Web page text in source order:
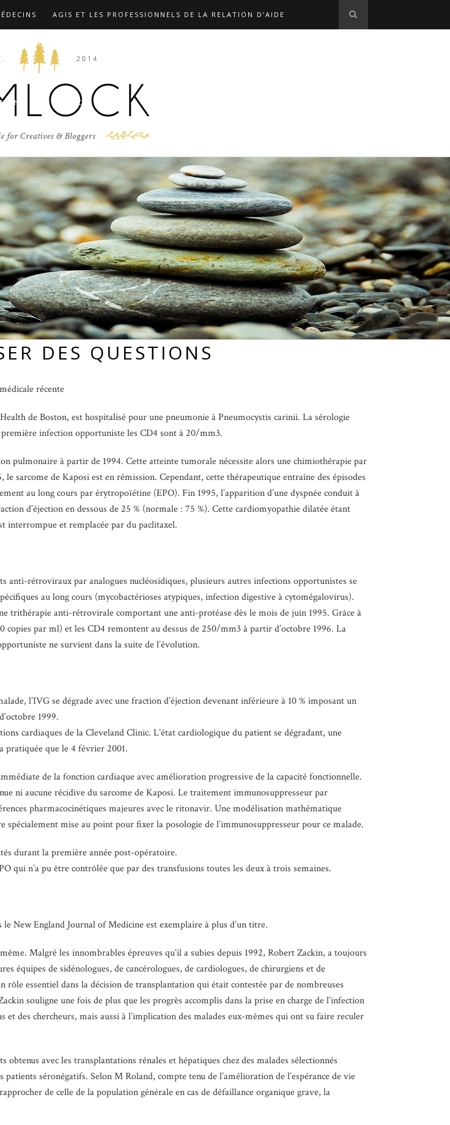
AGIS ET LES PROFESSIONNELS DE LA RELATION D’AIDE
CONTACT
MIEUX CONNAÎTRE LE DR CHRISTOPHE MARX
RÉFÉRENCES
DES QUESTIONS
récente
de Boston, est hospitalisé pour une pneumonie à Pneumocystis carinii. La sérologie
infection opportuniste les CD4 sont à 20/mm3.
pulmonaire à partir de 1994. Cette atteinte tumorale nécessite alors une chimiothérapie par
sarcome de Kaposi est en rémission. Cependant, cette thérapeutique entraîne des épisodes
au long cours par érytropoïétine (EPO). Fin 1995, l’apparition d’une dyspnée conduit à
d’éjection en dessous de 25 % (normale : 75 %). Cette cardiomyopathie dilatée étant
interrompue et remplacée par du paclitaxel.
anti-rétroviraux par analogues nucléosidiques, plusieurs autres infections opportunistes se
au long cours (mycobactérioses atypiques, infection digestive à cytomégalovirus).
trithérapie anti-rétrovirale comportant une anti-protéase dès le mois de juin 1995. Grâce à
par ml) et les CD4 remontent au dessus de 250/mm3 à partir d’octobre 1996. La
ne survient dans la suite de l’évolution.
l’IVG se dégrade avec une fraction d’éjection devenant inférieure à 10 % imposant un
1999.
cardiaques de la Cleveland Clinic. L’état cardiologique du patient se dégradant, une
pratiquée que le 4 février 2001.
de la fonction cardiaque avec amélioration progressive de la capacité fonctionnelle.
ni aucune récidive du sarcome de Kaposi. Le traitement immunosuppresseur par
pharmacocinétiques majeures avec le ritonavir. Une modélisation mathématique
mise au point pour fixer la posologie de l’immunosuppresseur pour ce malade.
durant la première année post-opératoire.
qui n’a pu être contrôlée que par des transfusions toutes les deux à trois semaines.
New England Journal of Medicine est exemplaire à plus d’un titre.
Malgré les innombrables épreuves qu’il a subies depuis 1992, Robert Zackin, a toujours
équipes de sidénologues, de cancérologues, de cardiologues, de chirurgiens et de
essentiel dans la décision de transplantation qui était contestée par de nombreuses
souligne une fois de plus que les progrès accomplis dans la prise en charge de l’infection
des chercheurs, mais aussi à l’implication des malades eux-mêmes qui ont su faire reculer
avec les transplantations rénales et hépatiques chez des malades sélectionnés
séronégatifs. Selon M Roland, compte tenu de l’amélioration de l’espérance de vie
de celle de la population générale en cas de défaillance organique grave, la